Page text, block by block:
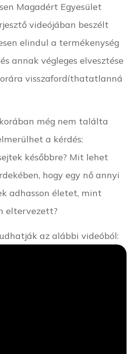
Magadért Egyesület
videójában beszélt
elindul a termékenység
annak végleges elvesztése
visszafordíthatatlanná
még nem találta
a kérdés:
későbbre? Mit lehet
hogy egy nő annyi
adhasson életet, mint
eltervezett?
az alábbi videóból: